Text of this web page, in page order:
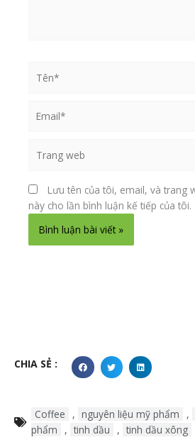
web
Lưu tên của tôi, email, và trang
này cho lần bình luận kế tiếp của tôi.
CHIA SẺ :
Coffee , nguyên liệu mỹ phẩm ,
phẩm
, tinh dầu , tinh dầu xông